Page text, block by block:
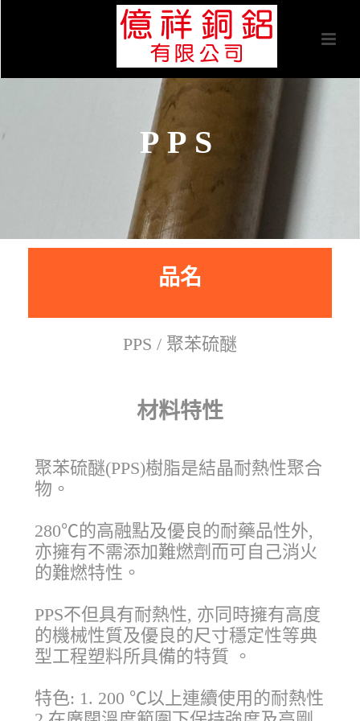
PPS
品名
PPS / 聚苯硫醚
材料特性
聚苯硫醚(PPS)樹脂是結晶耐熱性聚合
物。
280℃的高融點及優良的耐藥品性外,
亦擁有不需添加難燃劑而可自己消火
的難燃特性。
PPS不但具有耐熱性, 亦同時擁有高度
的機械性質及優良的尺寸穩定性等典
型工程塑料所具備的特質 。
特色: 1. 200 ℃以上連續使用的耐熱性